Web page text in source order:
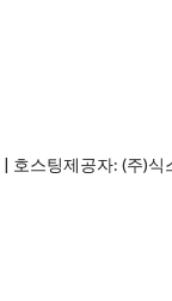
| 호스팅제공자: (주)식